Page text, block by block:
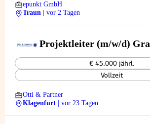
epunkt GmbH
Traun
| vor 2 Tagen
Projektleiter (m/w/d)
€ 45.000 jährl.
Vollzeit
Otti & Partner
Klagenfurt
| vor 23 Tagen